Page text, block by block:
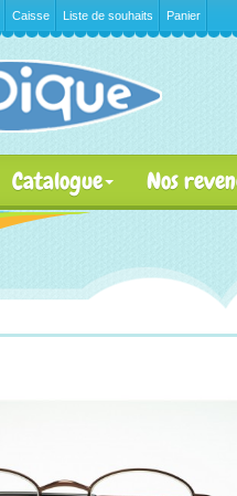
Caisse Liste de souhaits Panier
Catalogue Nos